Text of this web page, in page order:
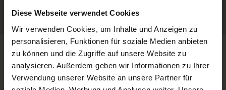
Diese Webseite verwendet Cookies
Wir verwenden Cookies, um Inhalte und Anzeigen zu
personalisieren, Funktionen für soziale Medien anbieten
zu können und die Zugriffe auf unsere Website zu
analysieren. Außerdem geben wir Informationen zu Ihrer
Verwendung unserer Website an unsere Partner für
CONTACT